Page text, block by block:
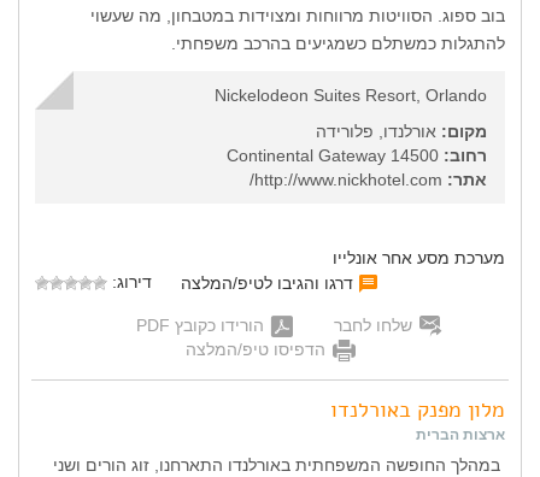
בוב ספוג. הסוויטות מרווחות ומצוידות במטבחון, מה שעשוי
להתגלות כמשתלם כשמגיעים בהרכב משפחתי.
Nickelodeon Suites Resort, Orlando
מקום: אורלנדו, פלורידה
רחוב:
אתר:
מערכת מסע אחר אונלייו
דרגו והגיבו לטיפ/המלצה
דירוג:
שלחו לחבר
הורידו כקובץ PDF
הדפיסו טיפ/המלצה
מלון מפנק באורלנדו
ארצות הברית
במהלך החופשה המשפחתית באורלנדו התארחנו, זוג הורים ושני